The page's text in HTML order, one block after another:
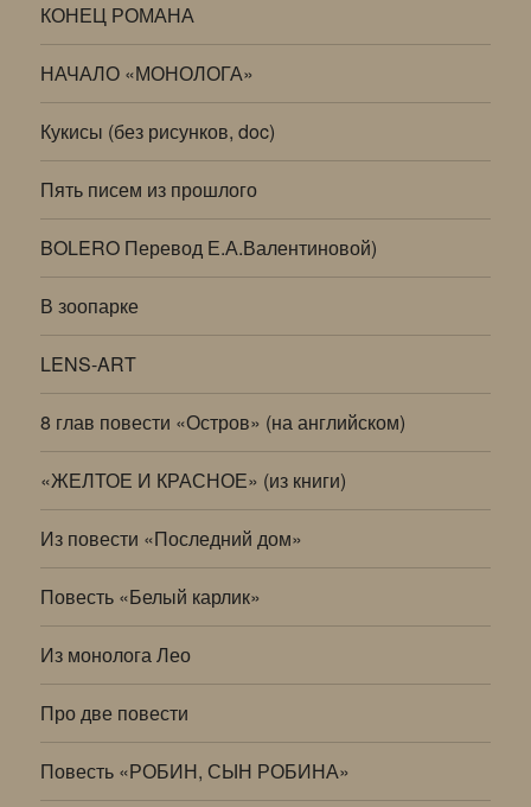
КОНЕЦ РОМАНА
НАЧАЛО «МОНОЛОГА»
Кукисы (без рисунков, doc)
Пять писем из прошлого
BOLERO Перевод Е.А.Валентиновой)
В зоопарке
LENS-ART
8 глав повести «Остров» (на английском)
«ЖЕЛТОЕ И КРАСНОЕ» (из книги)
Из повести «Последний дом»
Повесть «Белый карлик»
Из монолога Лео
Про две повести
Повесть «РОБИН, СЫН РОБИНА»